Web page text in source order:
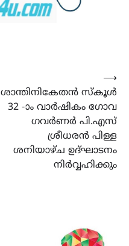
ശാന്തിനികേതൻ സ്കൂൾ
32 -ാം വാർഷികം ഗോവ
ഗവർണർ പി.എസ്
ശ്രീധരൻ പിള്ള
ശനിയാഴ്ച ഉദ്ഘാടനം
നിർവ്വഹിക്കും
⟶